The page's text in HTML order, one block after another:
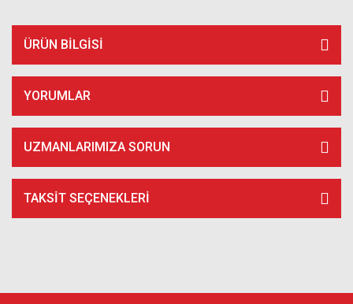
ÜRÜN BILGISI
YORUMLAR
UZMANLARIMIZA SORUN
TAKSIT SEÇENEKLERI